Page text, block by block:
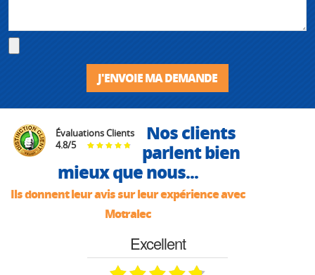
J'ENVOIE MA DEMANDE
Évaluations Clients
4.8/5
Nos clients
parlent bien
mieux que nous...
Ils donnent leur avis sur leur expérience avec
Motralec
Excellent